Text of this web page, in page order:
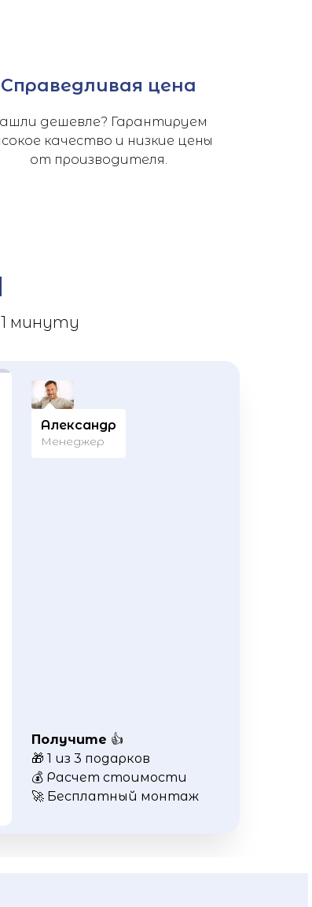
Справедливая цена
дешевле? Гарантируем
качество и низкие цены
от производителя.
минуту
Александр
Менеджер
Получите 👍
🎁 1 из 3 подарков
💰 Расчет стоимости
🚀 Бесплатный монтаж